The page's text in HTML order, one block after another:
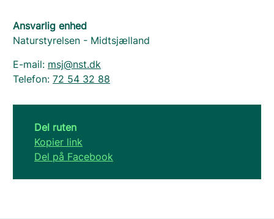
Ansvarlig enhed
Naturstyrelsen - Midtsjælland
E-mail: msj@nst.dk
Telefon: 72 54 32 88
Del ruten
Kopier link
Del på Facebook